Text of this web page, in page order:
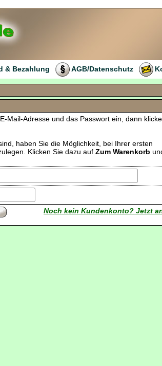
& Bezahlung AGB/Datenschutz
Mail-Adresse und das Passwort ein, dann
haben Sie die Möglichkeit, bei Ihrer ersten
Klicken Sie dazu auf Zum Warenkorb
Noch kein Kundenkonto? Jetzt